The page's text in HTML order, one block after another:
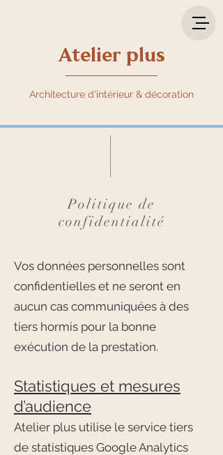
Atelier plus
Architecture d'intérieur & décoration
Politique de
confidentialité
Vos données personnelles sont
confidentielles et ne seront en
aucun cas communiquées à des
tiers hormis pour la bonne
exécution de la prestation.
Statistiques et mesures
d’audience
Atelier plus utilise le service tiers
de statistiques Google Analytics